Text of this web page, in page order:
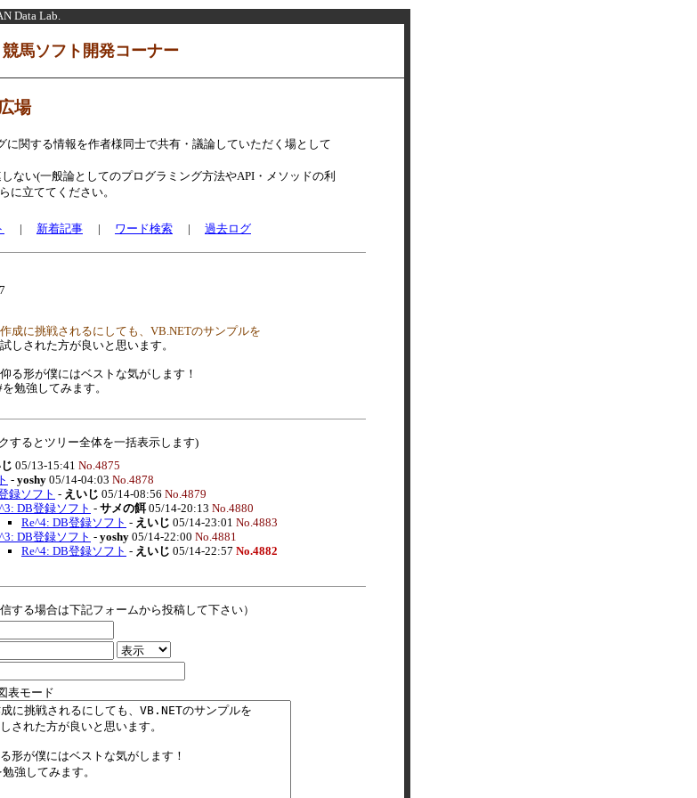
Data Lab.
競馬ソフト開発コーナー
場
に関する情報を作者様同士で共有・議論していただく場として
ない(一般論としてのプログラミング方法やAPI・メソッドの利
に立ててください。
| 新着記事 | ワード検索 | 過去ログ
成に挑戦されるにしても、VB.NETのサンプルを
しされた方が良いと思います。
る形が僕にはベストな気がします！
勉強してみます。
するとツリー全体を一括表示します)
05/13-15:41 No.4875
- yoshy 05/14-04:03 No.4878
録ソフト - えいじ 05/14-08:56 No.4879
DB登録ソフト - サメの餌05/14-20:13 No.4880
Re^4: DB登録ソフト - えいじ 05/14-23:01 No.4883
DB登録ソフト - yoshy 05/14-22:00 No.4881
Re^4: DB登録ソフト - えいじ 05/14-22:57 No.4882
する場合は下記フォームから投稿して下さい）
表モード